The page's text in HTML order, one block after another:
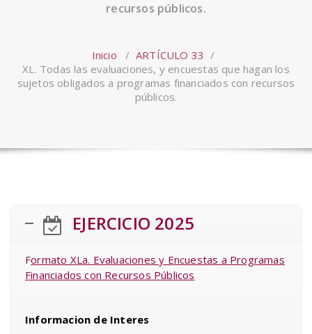
recursos públicos.
Inicio /ARTÍCULO 33 /
XL. Todas las evaluaciones, y encuestas que hagan los
sujetos obligados a programas financiados con recursos
públicos.
EJERCICIO 2025
Formato XLa. Evaluaciones y Encuestas a Programas
Financiados con Recursos Públicos
Informacion de Interes